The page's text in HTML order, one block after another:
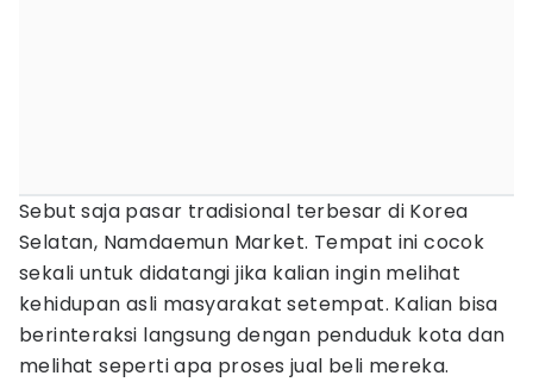
Sebut saja pasar tradisional terbesar di Korea
Selatan, Namdaemun Market. Tempat ini cocok
sekali untuk didatangi jika kalian ingin melihat
kehidupan asli masyarakat setempat. Kalian bisa
berinteraksi langsung dengan penduduk kota dan
melihat seperti apa proses jual beli mereka.